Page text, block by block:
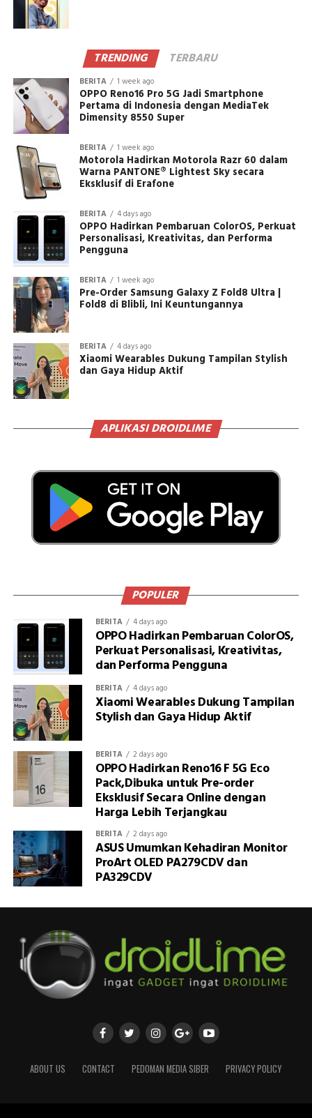
TRENDING TERBARU
BERITA 1 week ago
OPPO Reno16 Pro 5G Jadi Smartphone
Pertama di Indonesia dengan MediaTek
Dimensity 8550 Super
BERITA 1 week ago
Motorola Hadirkan Motorola Razr 60 dalam
Warna PANTONE® Lightest Sky secara
Eksklusif di Erafone
BERITA 4 days ago
OPPO Hadirkan Pembaruan ColorOS, Perkuat
Personalisasi, Kreativitas, dan Performa
Pengguna
BERITA 1 week ago
Pre-Order Samsung Galaxy Z Fold8 Ultra |
Fold8 di Blibli, Ini Keuntungannya
BERITA 4 days ago
Xiaomi Wearables Dukung Tampilan Stylish
dan Gaya Hidup Aktif
APLIKASI DROIDLIME
POPULER
BERITA 4 days ago
OPPO Hadirkan Pembaruan ColorOS,
Perkuat Personalisasi, Kreativitas,
dan Performa Pengguna
BERITA 4 days ago
Xiaomi Wearables Dukung Tampilan
Stylish dan Gaya Hidup Aktif
BERITA 2 days ago
OPPO Hadirkan Reno16 F 5G Eco
Pack,Dibuka untuk Pre-order
Eksklusif Secara Online dengan
Harga Lebih Terjangkau
BERITA 2 days ago
ASUS Umumkan Kehadiran Monitor
ProArt OLED PA279CDV dan
PA329CDV
ABOUT US CONTACT PEDOMAN MEDIA SIBER PRIVACY POLICY